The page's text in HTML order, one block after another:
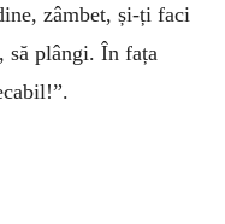
zâmbet, și-ți faci
să plângi. În fața